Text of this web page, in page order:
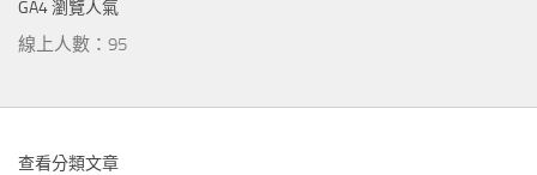
GA4 瀏覽人氣
線上人數：95
查看分類文章